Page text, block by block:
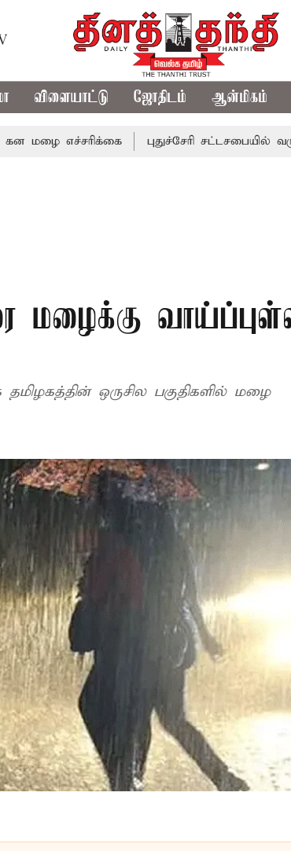
விளையாட்டு ஜோதிடம் ஆன்மிகம்
புதுச்சேரி சட்டசபையில் வரும் 24ம்
மழைக்கு
ஒருசில பகுதிகளில் மழை